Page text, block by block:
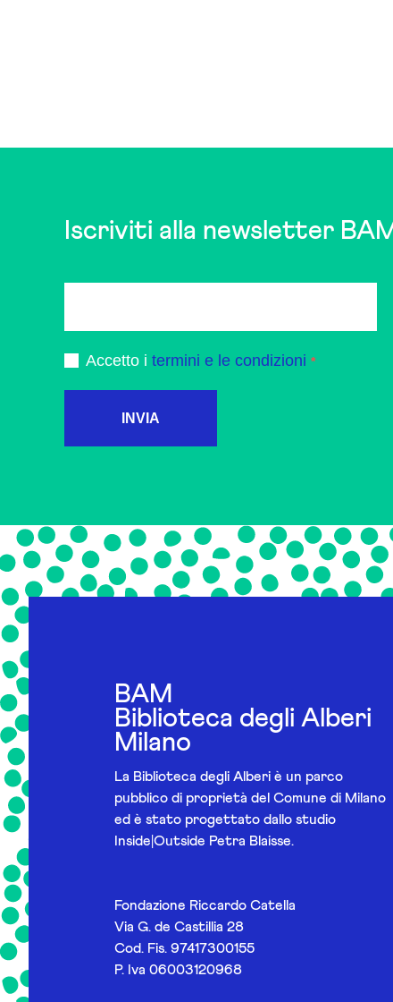
Iscriviti alla newsletter
Accetto i termini e le condizioni
INVIA
BAM
Biblioteca degli Alberi
Milano
La Biblioteca degli Alberi è un parco
pubblico di proprietà del Comune di Milano
ed è stato progettato dallo studio
Inside|Outside Petra Blaisse.
Fondazione Riccardo Catella
Via G. de Castillia 28
Cod. Fis. 97417300155
P. Iva 06003120968